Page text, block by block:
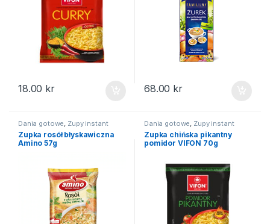
18.00 kr 68.00 kr
Dania gotowe, Zupy instant
Zupka rosół błyskawiczna
Amino 57g
Dania gotowe, Zupy instant
Zupka chińska pikantny
pomidor VIFON 70g